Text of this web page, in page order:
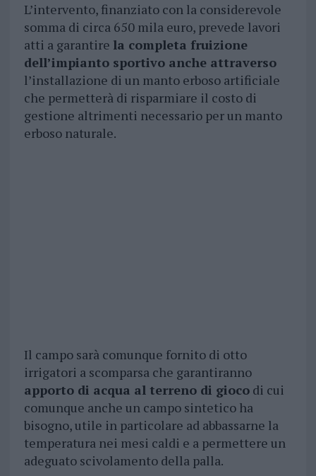
L’intervento, finanziato con la considerevole
somma di circa 650 mila euro, prevede lavori
atti a garantire la completa fruizione
dell’impianto sportivo anche attraverso
l’installazione di un manto erboso artificiale
che permetterà di risparmiare il costo di
gestione altrimenti necessario per un manto
erboso naturale.
Il campo sarà comunque fornito di otto
irrigatori a scomparsa che garantiranno
apporto di acqua al terreno di giocodi cui
comunque anche un campo sintetico ha
bisogno, utile in particolare ad abbassarne la
temperatura nei mesi caldi e a permettere un
adeguato scivolamento della palla.